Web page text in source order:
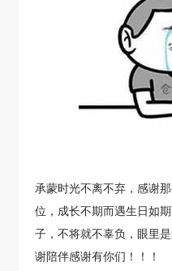
承蒙时光不离不弃，感谢
位，成长不期而遇生日如
子，不将就不辜负，眼里
谢陪伴感谢有你们！！！